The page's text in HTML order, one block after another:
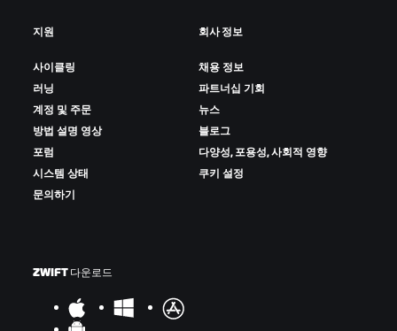
지원
사이클링
러닝
계정 및 주문
방법 설명 영상
포럼
시스템 상태
문의하기
회사 정보
채용 정보
파트너십 기회
뉴스
블로그
다양성, 포용성, 사회적 영향
쿠키 설정
ZWIFT 다운로드